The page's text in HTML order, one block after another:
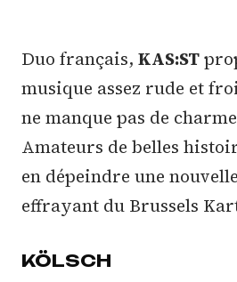
Duo français, KAS:ST
musique assez rude et
ne manque pas de
Amateurs de belles
en dépeindre une
effrayant du Brussels
KÖLSCH